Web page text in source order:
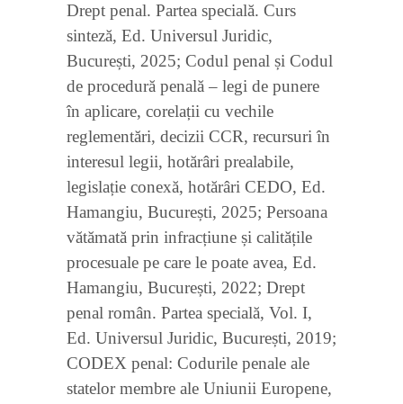
Drept penal. Partea specială. Curs
sinteză, Ed. Universul Juridic,
București, 2025; Codul penal și Codul
de procedură penală – legi de punere
în aplicare, corelații cu vechile
reglementări, decizii CCR, recursuri în
interesul legii, hotărâri prealabile,
legislație conexă, hotărâri CEDO, Ed.
Hamangiu, București, 2025; Persoana
vătămată prin infracțiune și calitățile
procesuale pe care le poate avea, Ed.
Hamangiu, București, 2022; Drept
penal român. Partea specială, Vol. I,
Ed. Universul Juridic, București, 2019;
CODEX penal: Codurile penale ale
statelor membre ale Uniunii Europene,